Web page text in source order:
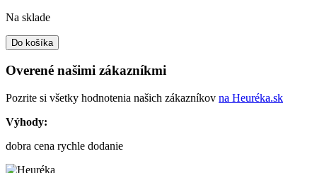
was:
Na sklade
Do košíka
Overené našimi zákazníkmi
Pozrite si všetky hodnotenia našich zákazníkov na Heuréka.sk
Výhody:
dobra cena rychle dodanie